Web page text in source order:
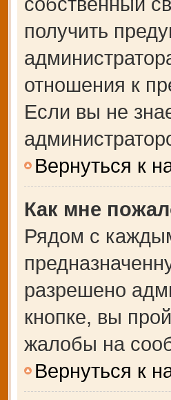
получить
отношения к
Если вы не
Вернуться к
Как мне
Рядом с
разрешено
кнопке, вы
жалобы на
Вернуться к